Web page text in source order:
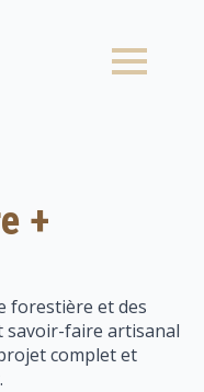
+
forestière et des
savoir-faire artisanal
complet et